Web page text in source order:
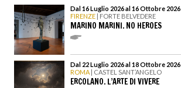
Dal 16 Luglio 2026 al 16 Ottobre 2026
FIRENZE | FORTE BELVEDERE
MARINO MARINI. NO HEROES
Dal 22 Luglio 2026 al 18 Ottobre 2026
ROMA | CASTEL SANT’ANGELO
ERCOLANO. L’ARTE DI VIVERE